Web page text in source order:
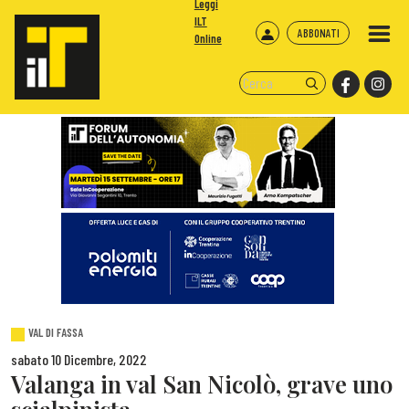
ABBONATI
Leggi
ILT
Online
VAL DI FASSA
sabato 10 Dicembre, 2022
Valanga in val San Nicolò, grave uno